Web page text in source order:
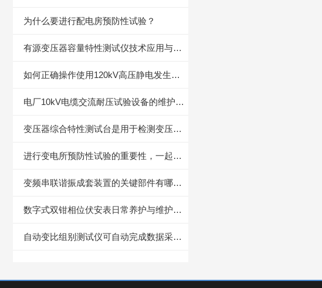
为什么要进行配电房预防性试验？
有源变压器容量特性测试仪技术应用与性能分析
如何正确操作使用120kV高压静电发生器？
电厂10kV电缆交流耐压试验设备的维护保养方法
变压器综合特性测试台是用于检测变压器多项电气性能的重要设备
进行变电所预防性试验的重要性，一起了解下
变频串联谐振成套装置的关键部件有哪些？
数字式双钳相位伏安表日常养护与维护技术要点
自动变比组别测试仪可自动完成数据采集、相位分析